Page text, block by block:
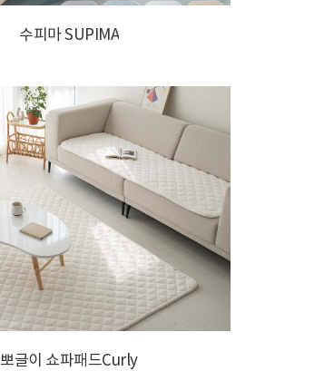
수피마 SUPIMA
뽀글이 쇼파패드Curly